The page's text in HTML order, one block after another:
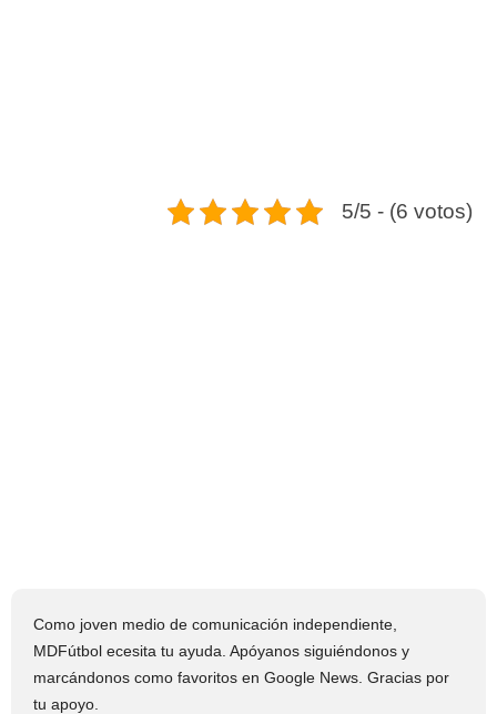
5/5 - (6 votos)
Como joven medio de comunicación independiente,
MDFútbol ecesita tu ayuda. Apóyanos siguiéndonos y
marcándonos como favoritos en Google News. Gracias por
tu apoyo.